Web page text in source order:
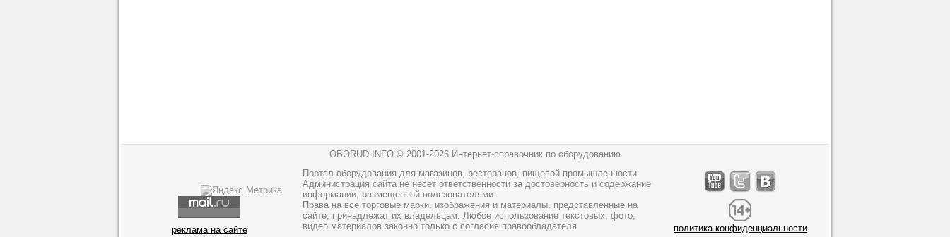
OBORUD.INFO © 2001-2026 Интернет-справочник по оборудованию
реклама на сайте
Портал оборудования для магазинов, ресторанов, пищевой промышленности
Администрация сайта не несет ответственности за достоверность и содержание
информации, размещенной пользователями.
Права на все торговые марки, изображения и материалы, представленные на
сайте, принадлежат их владельцам. Любое использование текстовых, фото,
видео материалов законно только с согласия правообладателя
политика конфиденциальности